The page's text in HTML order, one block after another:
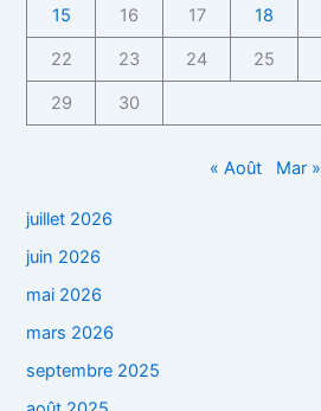
15 16 17 18
22 23 24 25
29 30
« Août Mar »
juillet 2026
juin 2026
mai 2026
mars 2026
septembre 2025